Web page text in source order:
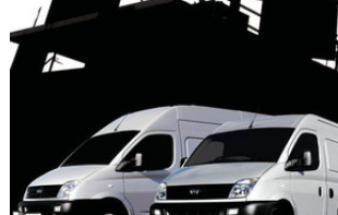
Utilitaires
Services